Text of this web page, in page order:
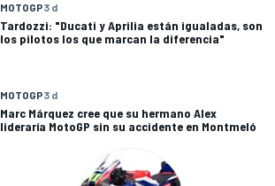
MOTOGP3 d
Tardozzi: "Ducati y Aprilia están igualadas, son
los pilotos los que marcan la diferencia"
MOTOGP3 d
Marc Márquez cree que su hermano Alex
lideraría MotoGP sin su accidente en Montmeló